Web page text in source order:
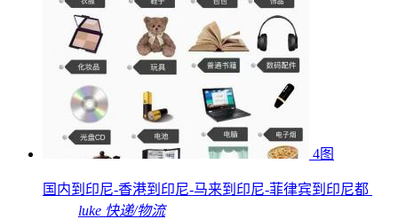
4图
国内到印尼-香港到印尼-马来到印尼-菲律宾到印尼都
luke 快递/物流